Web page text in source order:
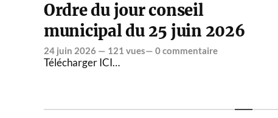
Ordre du jour conseil
municipal du 25 juin 2026
24 juin 2026 — 121 vues— 0 commentaire
Télécharger ICI…